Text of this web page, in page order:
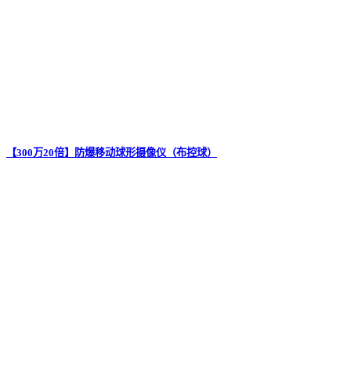
【300万20倍】防爆移动球形摄像仪（布控球）